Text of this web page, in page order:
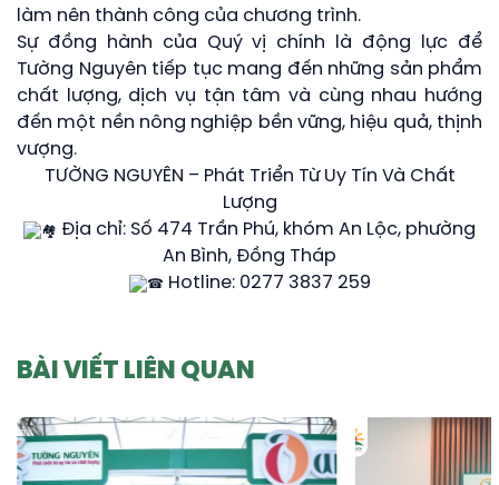
làm nên thành công của chương trình.
Sự đồng hành của Quý vị chính là động lực để
Tường Nguyên tiếp tục mang đến những sản phẩm
chất lượng, dịch vụ tận tâm và cùng nhau hướng
đến một nền nông nghiệp bền vững, hiệu quả, thịnh
vượng.
TƯỜNG NGUYÊN – Phát Triển Từ Uy Tín Và Chất
Lượng
Địa chỉ: Số 474 Trần Phú, khóm An Lộc, phường
An Bình, Đồng Tháp
Hotline: 0277 3837 259
BÀI VIẾT LIÊN QUAN